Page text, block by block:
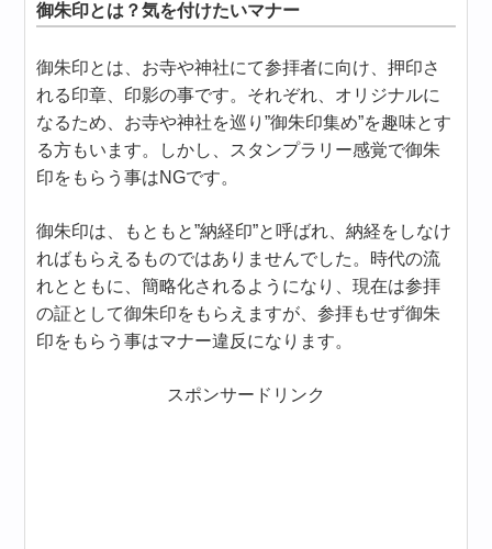
御朱印とは？気を付けたいマナー
御朱印とは、お寺や神社にて参拝者に向け、押印さ
れる印章、印影の事です。それぞれ、オリジナルに
なるため、お寺や神社を巡り”御朱印集め”を趣味とす
る方もいます。しかし、スタンプラリー感覚で御朱
印をもらう事はNGです。
御朱印は、もともと”納経印”と呼ばれ、納経をしなけ
ればもらえるものではありませんでした。時代の流
れとともに、簡略化されるようになり、現在は参拝
の証として御朱印をもらえますが、参拝もせず御朱
印をもらう事はマナー違反になります。
スポンサードリンク